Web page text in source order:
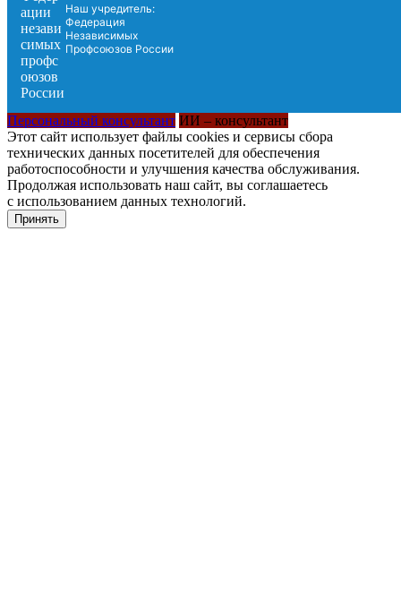
Наш учредитель:
Федерация
Независимых
Профсоюзов России
Персональный консультант ИИ – консультант
Этот сайт использует файлы cookies и сервисы сбора
технических данных посетителей для обеспечения
работоспособности и улучшения качества обслуживания.
Продолжая использовать наш сайт, вы соглашаетесь
с использованием данных технологий.
Принять